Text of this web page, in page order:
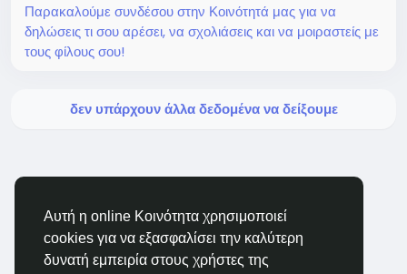
Αυτή η online Κοινότητα χρησιμοποιεί
cookies για να εξασφαλίσει την καλύτερη
δυνατή εμπειρία στους χρήστες της
Παρακαλούμε συνδέσου στην Κοινότητά μας για να
δηλώσεις τι σου αρέσει, να σχολιάσεις και να μοιραστείς με
τους φίλους σου!
δεν υπάρχουν άλλα δεδομένα να δείξουμε
BigMoney.VIP Powered by Hosting Pokrov